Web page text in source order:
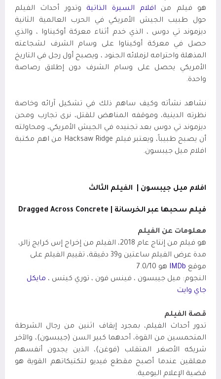
هو فيلم من افلام السيرة الذاتية
وتدور أحداث الفيلم
حول طبيب الجيش الأمريكي في الحرب العالمية الثانية
ديزموند تي دوس ، الذي خدم أثناء معركة أوكيناوا ، والذي
حصل في معركة أوكيناوا على وسام الشرف لشجاعته
المذهلة واحترامه لزملائه الجنود ، ويصبح أول رجل في التاريخ
الأمريكي يحصل على وسام الشرف دون إطلاق رصاصة
واحدة.
نشاهد نشأته وكيف ساهم ذلك في تشكيل آرائه وخاصة
نظرته الدينية، وموقفه المناهض للقتل، نرى تجارب ومحن
ديزموند تي دوس بعد تجنيده في الجيش الأمريكي، ومحاولته
أن يصبح طبيباً، ويعتبر فيلم Hacksaw Ridge من اهم مكتبة
افلام ميل جيبسون.
افلام ميل جيبسون | الفيلم الثالث
فيلم سحبها عبر الخرسانة Dragged Across Concrete
معلومات عن الفيلم
هو فيلم من إنتاج عام 2018، الفيلم من إخراج إس كرايج زالر،
مدة عرض الفيلم ساعتين
و39 دقيقة، تقييم الفيلم على
موقع IMDb هو 7.0/10
النجوم: ميل جيبسون ، فينس فون ، توري كيتس ، مايكل
جاي وايت
قصة الفيلم
تدور أحداث الفيلم، بمجرد إيقاف اثنين من رجال الشرطة
المتحمسين من القوة، أحدهما كبير السن (جيبسون)، والآخر
شريكه الأصغر المتقلب (فوغن)، الذين يجدون أنفسهم
معلقين عندما أصبح مقطع فيديو لتكتيكاتهم القوية هو
قضية الإعلام اليومية.